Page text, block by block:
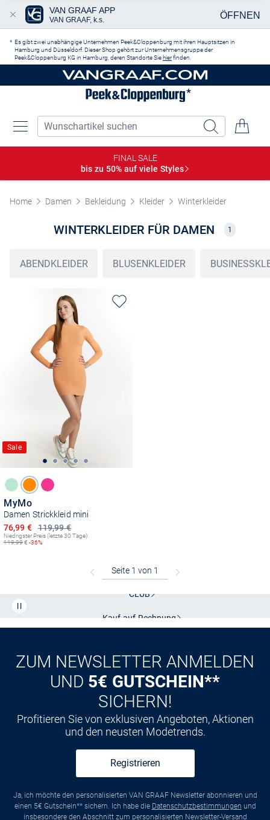
Es gibt zwei unabhängige Unternehmen Peek&Cloppenburg mit ihren Hauptsitzen in
Hamburg und Düsseldorf. Dieser Shop gehört zur Unternehmensgruppe der
Peek&Cloppenburg KG in Hamburg, deren Standorte Sie hierfinden.
FINAL SALE
bis zu 50% auf viele Styles
Home Damen Bekleidung Kleider Winterkleider
WINTERKLEIDER FÜR DAMEN 1
ABENDKLEIDER BLUSENKLEIDER
Sale
MyMo
Damen Strickkleid mini
119,99 €
Ermäßigter Preis
76,99 €
Niedrigster Preis (letzte 30 Tage):
119,99€ -36%
Kostenlose Lieferung und Retoure mit unserem Friends
CLUB
Kauf auf Rechnung
ZUM NEWSLETTER ANMELDEN
UND 5€ GUTSCHEIN**
SICHERN!
Profitieren Sie von exklusiven Angeboten, Aktionen
und den neusten Modetrends.
Registrieren
Ja, ich möchte den personalisierten VAN GRAAF Newsletter abonnieren und
einen 5€ Gutschein** sichern. Ich habe die Datenschutzbestimmungen und
insbesondere den Abschnitt zum personalisierten Newsletter-Versand
VAN GRAAF APP
VAN GRAAF, k.s. ÖFFNEN